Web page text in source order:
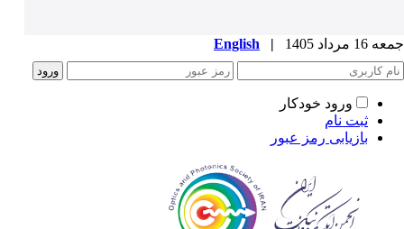
مرداد 1405 |
English
ورود خودکار
ثبت نام
بازیابی رمز عبور